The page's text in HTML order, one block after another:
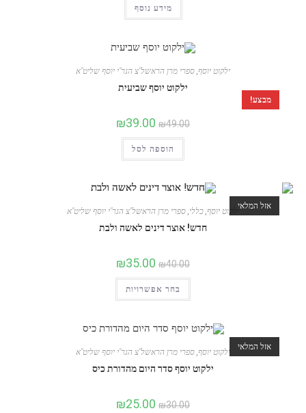
מידע נוסף
מבצע!
ילקוט יוסף ספרי מרן הראשל"צ הגר"י יוסף שליט"א
ילקוט יוסף שביעית
₪49.00
₪39.00
הוספה לסל
אזל המלאי
ילקוט יוסף, כללי, ספרי מרן הראשל"צ הגר"י יוסף שליט"א
חדש! אוצר דינים לאשה ולבת
₪40.00
₪35.00
בחר אפשרויות
אזל המלאי
ילקוט יוסף, ספרי מרן הראשל"צ הגר"י יוסף שליט"א
ילקוט יוסף סדר היום מהדורת כיס
₪30.00
₪25.00